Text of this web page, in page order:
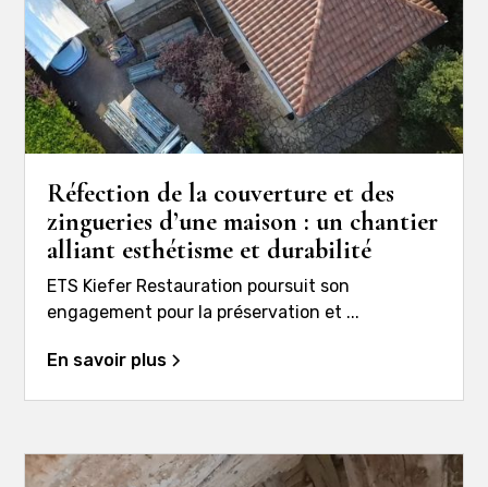
Réfection de la couverture et des
zingueries d’une maison : un chantier
alliant esthétisme et durabilité
ETS Kiefer Restauration poursuit son
engagement pour la préservation et ...
En savoir plus